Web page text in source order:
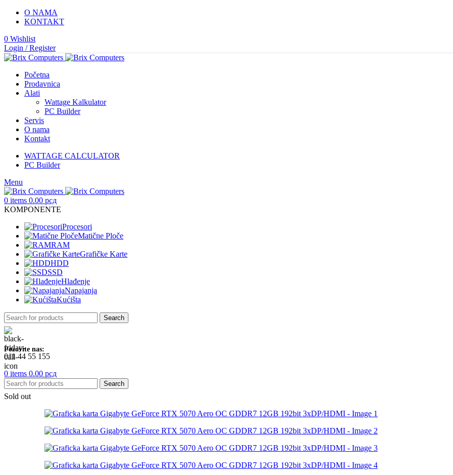
O NAMA
KONTAKT
0 Wishlist
Login / Register
Početna
Prodavnica
Alati
Wattage Kalkulator
PC Builder
Servis
O nama
Kontakt
WATTAGE CALCULATOR
PC Builder
Menu
0 items 0.00 рсд
KOMPONENTE
Procesori
Matične Ploče
RAM
Grafičke Karte
HDD
SSD
Hlađenje
Napajanja
Kućišta
Search
Pozovite nas:
011 44 55 155
0 items 0.00 рсд
Search
Sold out